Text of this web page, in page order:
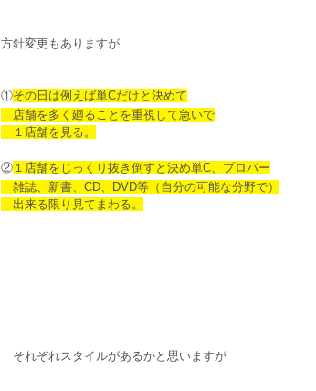
方針変更もありますが
①その日は例えば単Cだけと決めて
店舗を多く廻ることを重視して急いで
１店舗を見る。
② １店舗をじっくり抜き倒すと決め単C、プロパー
雑誌、新書、CD、DVD等（自分の可能な分野で）
出来る限り見てまわる。
それぞれスタイルがあるかと思いますが